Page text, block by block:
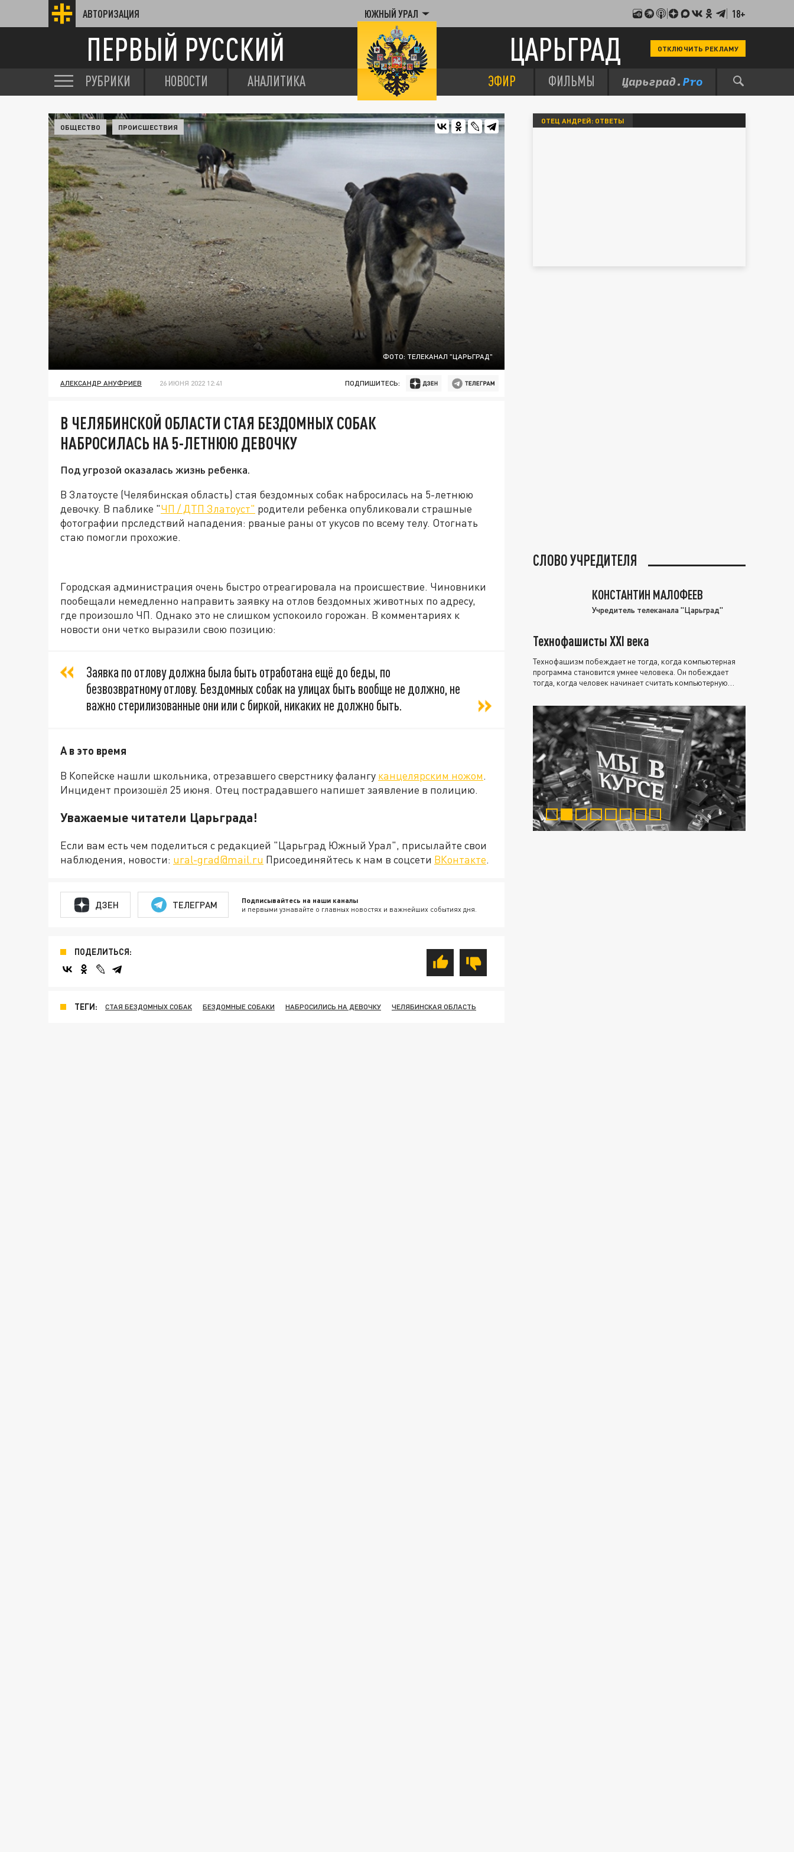
АВТОРИЗАЦИЯ ЮЖНЫЙ УРАЛ 18+
ПЕРВЫЙ РУССКИЙ ЦАРЬГРАД ОТКЛЮЧИТЬ РЕКЛАМУ
РУБРИКИ НОВОСТИ АНАЛИТИКА ЭФИР ФИЛЬМЫ
ФОТО: ТЕЛЕКАНАЛ "ЦАРЬГРАД"
ОБЩЕСТВО ПРОИСШЕСТВИЯ
АЛЕКСАНДР АНУФРИЕВ 26 ИЮНЯ 2022 12:41 ПОДПИШИТЕСЬ:
В ЧЕЛЯБИНСКОЙ ОБЛАСТИ СТАЯ БЕЗДОМНЫХ СОБАК
НАБРОСИЛАСЬ НА 5-ЛЕТНЮЮ ДЕВОЧКУ
Под угрозой оказалась жизнь ребенка.
В Златоусте (Челябинская область) стая бездомных собак набросилась на 5-летнюю
девочку. В паблике "ЧП / ДТП Златоуст" родители ребенка опубликовали страшные
фотографии прследствий нападения: рваные раны от укусов по всему телу. Отогнать
стаю помогли прохожие.
Городская администрация очень быстро отреагировала на происшествие. Чиновники
пообещали немедленно направить заявку на отлов бездомных животных по адресу,
где произошло ЧП. Однако это не слишком успокоило горожан. В комментариях к
новости они четко выразили свою позицию:
Заявка по отлову должна была быть отработана ещё до беды, по
безвозвратному отлову. Бездомных собак на улицах быть вообще не должно, не
важно стерилизованные они или с биркой, никаких не должно быть.
А в это время
В Копейске нашли школьника, отрезавшего сверстнику фалангу канцелярским ножом.
Инцидент произошёл 25 июня. Отец пострадавшего напишет заявление в полицию.
Уважаемые читатели Царьграда!
Если вам есть чем поделиться с редакцией "Царьград Южный Урал", присылайте свои
наблюдения, новости: ural-grad@mail.ru Присоединяйтесь к нам в соцсети ВКонтакте.
ДЗЕН ТЕЛЕГРАМ Подписывайтесь на наши каналы
и первыми узнавайте о главных новостях и важнейших событиях дня.
ПОДЕЛИТЬСЯ:
ТЕГИ: СТАЯ БЕЗДОМНЫХ СОБАК БЕЗДОМНЫЕ СОБАКИ НАБРОСИЛИСЬ НА ДЕВОЧКУ ЧЕЛЯБИНСКАЯ ОБЛАСТЬ
ОТЕЦ АНДРЕЙ: ОТВЕТЫ
СЛОВО УЧРЕДИТЕЛЯ
КОНСТАНТИН МАЛОФЕЕВ
Учредитель телеканала "Царьград"
Технофашисты XXI века
Технофашизм побеждает не тогда, когда компьютерная
программа становится умнее человека. Он побеждает
тогда, когда человек начинает считать компьютерную